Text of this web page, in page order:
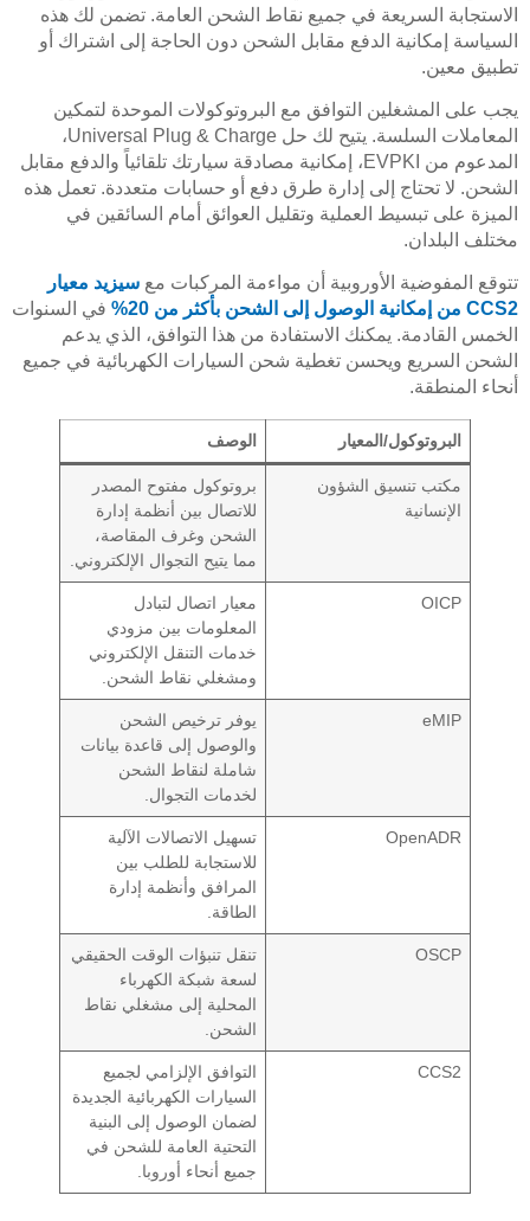
الاستجابة السريعة في جميع نقاط الشحن العامة. تضمن لك هذه
السياسة إمكانية الدفع مقابل الشحن دون الحاجة إلى اشتراك أو
تطبيق معين.
يجب على المشغلين التوافق مع البروتوكولات الموحدة لتمكين
المعاملات السلسة. يتيح لك حل Universal Plug & Charge،
المدعوم من EVPKI، إمكانية مصادقة سيارتك تلقائياً والدفع مقابل
الشحن. لا تحتاج إلى إدارة طرق دفع أو حسابات متعددة. تعمل هذه
الميزة على تبسيط العملية وتقليل العوائق أمام السائقين في
مختلف البلدان.
تتوقع المفوضية الأوروبية أن مواءمة المركبات مع سيزيد معيار
CCS2 من إمكانية الوصول إلى الشحن بأكثر من 20%
في السنوات
الخمس القادمة. يمكنك الاستفادة من هذا التوافق، الذي يدعم
الشحن السريع ويحسن تغطية شحن السيارات الكهربائية في جميع
أنحاء المنطقة.
البروتوكول/المعيار الوصف
مكتب تنسيق الشؤون
الإنسانية
بروتوكول مفتوح المصدر
للاتصال بين أنظمة إدارة
الشحن وغرف المقاصة،
مما يتيح التجوال الإلكتروني.
OICP
معيار اتصال لتبادل
المعلومات بين مزودي
خدمات التنقل الإلكتروني
ومشغلي نقاط الشحن.
eMIP
يوفر ترخيص الشحن
والوصول إلى قاعدة بيانات
شاملة لنقاط الشحن
لخدمات التجوال.
OpenADR
تسهيل الاتصالات الآلية
للاستجابة للطلب بين
المرافق وأنظمة إدارة
الطاقة.
OSCP
تنقل تنبؤات الوقت الحقيقي
لسعة شبكة الكهرباء
المحلية إلى مشغلي نقاط
الشحن.
CCS2
التوافق الإلزامي لجميع
السيارات الكهربائية الجديدة
لضمان الوصول إلى البنية
التحتية العامة للشحن في
جميع أنحاء أوروبا.